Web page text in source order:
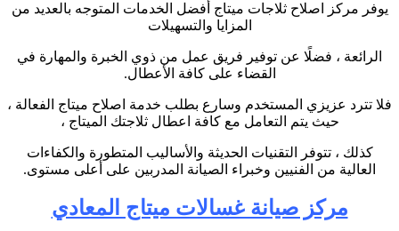
يوفر مركز اصلاح ثلاجات ميتاج أفضل الخدمات المتوجه بالعديد من
المزايا والتسهيلات
الرائعة ، فضلًا عن توفير فريق عمل من ذوي الخبرة والمهارة في
القضاء على كافة الأعطال.
فلا تترد عزيزي المستخدم وسارع بطلب خدمة اصلاح ميتاج الفعالة ،
حيث يتم التعامل مع كافة اعطال ثلاجتك الميتاج ،
كذلك ، تتوفر التقنيات الحديثة والأساليب المتطورة والكفاءات
العالية من الفنيين وخبراء الصيانة المدربين على أعلى مستوى.
مركز صيانة غسالات ميتاج المعادي